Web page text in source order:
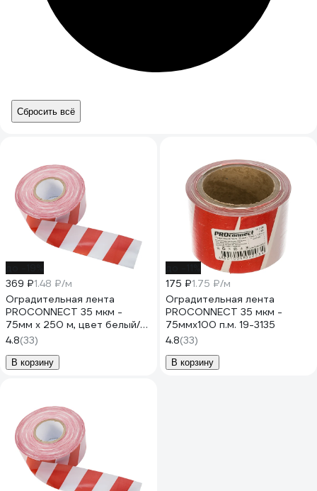
Сбросить всё
369 ₽1.48 ₽/м
Оградительная лента
PROCONNECT 35 мкм -
75мм х 250 м, цвет белый/
красный 19-3235
4.8(33)
В корзину
175 ₽1.75 ₽/м
Оградительная лента
PROCONNECT 35 мкм -
75ммх100 п.м. 19-3135
4.8(33)
В корзину